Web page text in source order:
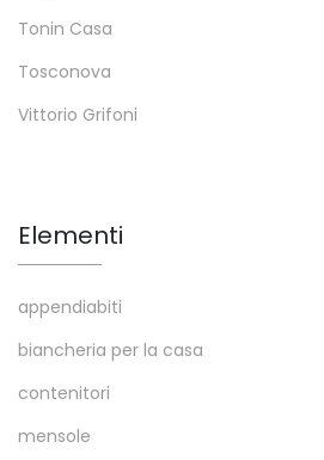
Tonin Casa
Tosconova
Vittorio Grifoni
Elementi
appendiabiti
biancheria per la casa
contenitori
mensole